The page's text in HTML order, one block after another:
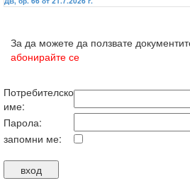
За да можете да ползвате
абонирайте се
Потребителско
име:
Парола:
запомни ме: